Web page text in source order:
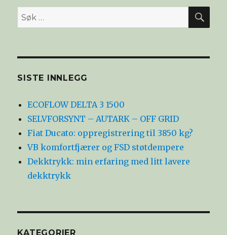
Søk
etter:
SISTE INNLEGG
ECOFLOW DELTA 3 1500
SELVFORSYNT – AUTARK – OFF GRID
Fiat Ducato: oppregistrering til 3850 kg?
VB komfortfjærer og FSD støtdempere
Dekktrykk: min erfaring med litt lavere
dekktrykk
KATEGORIER